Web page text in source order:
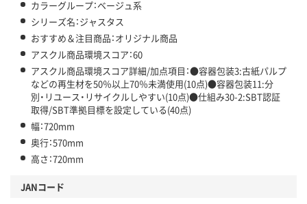
カラーグループ：ベージュ系
シリーズ名：ジャスタス
おすすめ＆注目商品：オリジナル商品
アスクル商品環境スコア：60
アスクル商品環境スコア詳細/加点項目：●容器包装3:古紙パルプ
などの再生材を50％以上70％未満使用(10点)●容器包装11:分
別・リユース・リサイクルしやすい(10点)●仕組み30-2:SBT認証
取得/SBT準拠目標を設定している(40点)
幅：720mm
奥行：570mm
高さ：720mm
JANコード